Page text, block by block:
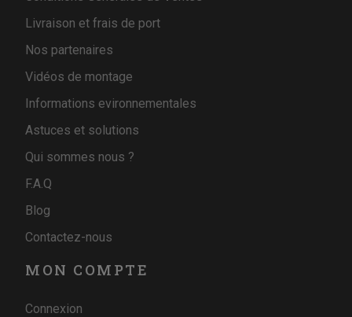
Livraison et frais de port
Nos partenaires
Vidéos de montage
Informations evironnementales
Astuces et solutions
Qui sommes nous ?
F.A.Q
Blog
Contactez-nous
MON COMPTE
Connexion